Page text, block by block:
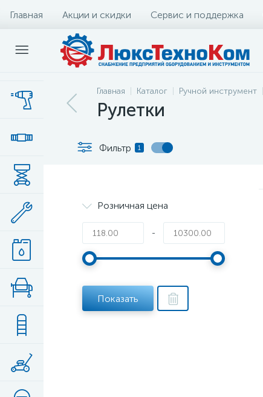
Главная Акции и скидки Сервис и поддержка
Главная Каталог Ручной инструмент
Рулетки
Фильтр 1
Розничная цена
-
Показать